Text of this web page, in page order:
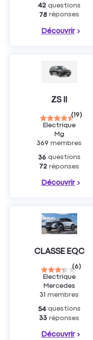
42 questions
78 réponses
Découvrir
ZS II
(19)
Electrique
Mg
369 membres
36 questions
72 réponses
Découvrir
CLASSE EQC
(6)
Electrique
Mercedes
31 membres
54 questions
33 réponses
Découvrir